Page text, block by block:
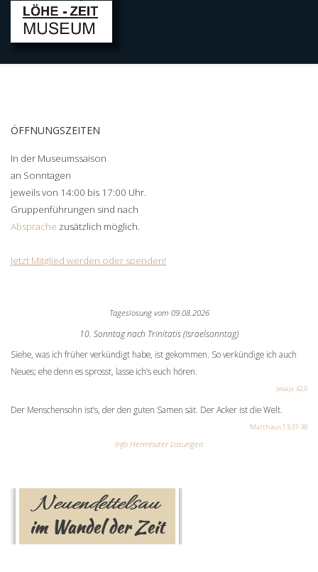
ÖFFNUNGSZEITEN
In der Museumssaison
an Sonntagen
jeweils von 14:00 bis 17:00 Uhr.
Gruppenführungen sind nach
Absprache zusätzlich möglich.
Jetzt Mitglied werden oder spenden!
Tageslosung vom 09.08.2026
10. Sonntag nach Trinitatis (Israelsonntag)
Siehe, was ich früher verkündigt habe, ist gekommen. So verkündige ich auch
Neues; ehe denn es sprosst, lasse ich’s euch hören.
Jesaja 42,9
Der Menschensohn ist’s, der den guten Samen sät. Der Acker ist die Welt.
Matthäus 13,37-38
Info Herrnhuter Losungen